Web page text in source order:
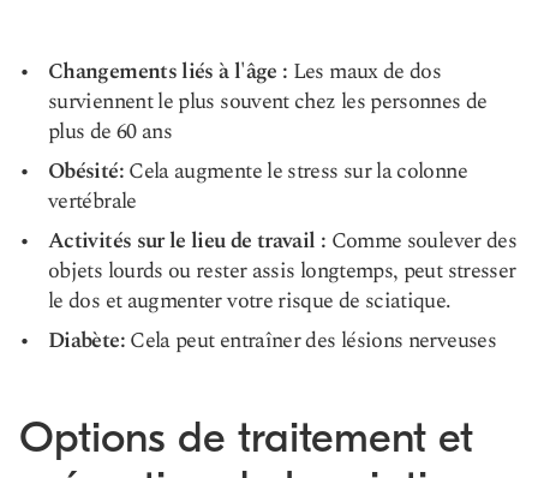
Changements liés à l'âge : Les maux de dos
surviennent le plus souvent chez les personnes de
plus de 60 ans
Obésité:Cela augmente le stress sur la colonne
vertébrale
Activités sur le lieu de travail : Comme soulever des
objets lourds ou rester assis longtemps, peut stresser
le dos et augmenter votre risque de sciatique.
Diabète:Cela peut entraîner des lésions nerveuses
Options de traitement et